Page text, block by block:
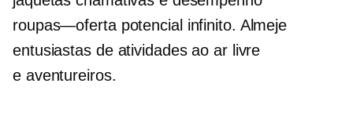
roupas—ofertapotencial infinito. Almeje
entusiastas de atividades ao ar livre
e aventureiros.